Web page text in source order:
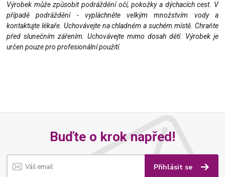
Výrobek může způsobit podráždění očí, pokožky a dýchacích cest. V
případě podráždění - vypláchněte velkým množstvím vody a
kontaktujte lékaře. Uchovávejte na chladném a suchém místě. Chraňte
před slunečním zářením. Uchovávejte mimo dosah dětí. Výrobek je
určen pouze pro profesionální použití.
Buďte o krok napřed!
Přihlásit se